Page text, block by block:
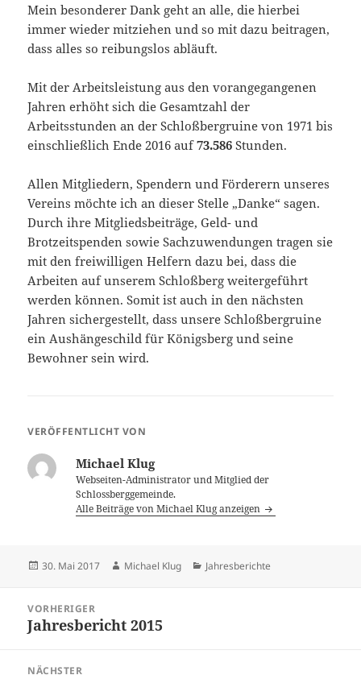
Mein besonderer Dank geht an alle, die hierbei
immer wieder mitziehen und so mit dazu beitragen,
dass alles so reibungslos abläuft.
Mit der Arbeitsleistung aus den vorangegangenen
Jahren erhöht sich die Gesamtzahl der
Arbeitsstunden an der Schloßbergruine von 1971 bis
einschließlich Ende 2016 auf73.586 Stunden.
Allen Mitgliedern, Spendern und Förderern unseres
Vereins möchte ich an dieser Stelle „Danke“ sagen.
Durch ihre Mitgliedsbeiträge, Geld- und
Brotzeitspenden sowie Sachzuwendungen tragen sie
mit den freiwilligen Helfern dazu bei, dass die
Arbeiten auf unserem Schloßberg weitergeführt
werden können. Somit ist auch in den nächsten
Jahren sichergestellt, dass unsere Schloßbergruine
ein Aushängeschild für Königsberg und seine
Bewohner sein wird.
VERÖFFENTLICHT VON
Michael Klug
Webseiten-Administrator und Mitglied der
Schlossberggemeinde.
Alle Beiträge von Michael Klug anzeigen
Veröffentlicht
30. Mai 2017 Autor
Michael Klug Kategorien
Jahresberichte
VORHERIGER
Vorheriger
Jahresbericht 2015
NÄCHSTER